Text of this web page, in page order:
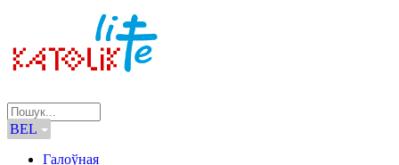
BEL
Галоўная